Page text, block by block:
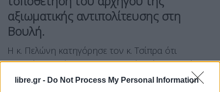
libre.gr - Do Not Process My Personal Information
αξιωματικής αντιπολίτευσης στη
Βουλή.
Η κ. Πελώνη κατηγόρησε τον κ. Τσίπρα ότι
«κουνάει το δάχτυλο με περισσό θράσος, αντί να
απολογηθεί για τα όσα αποκαλύφθηκαν στη